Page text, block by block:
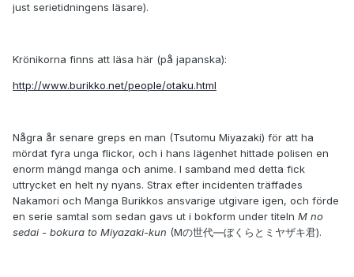
just serietidningens läsare).
Krönikorna finns att läsa här (på japanska):
http://www.burikko.net/people/otaku.html
Några år senare greps en man (Tsutomu Miyazaki) för att ha
mördat fyra unga flickor, och i hans lägenhet hittade polisen en
enorm mängd manga och anime. I samband med detta fick
uttrycket en helt ny nyans. Strax efter incidenten träffades
Nakamori och Manga Burikkos ansvarige utgivare igen, och förde
en serie samtal som sedan gavs ut i bokform under titeln M no
sedai - bokura to Miyazaki-kun (Mの世代―ぼくらとミヤザキ君).